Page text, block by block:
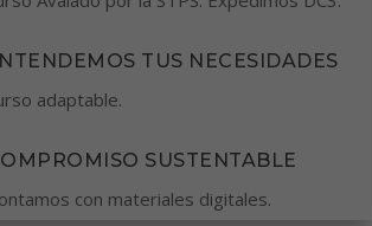
TUS NECESIDADES
adaptable.
SUSTENTABLE
con materiales digitales.